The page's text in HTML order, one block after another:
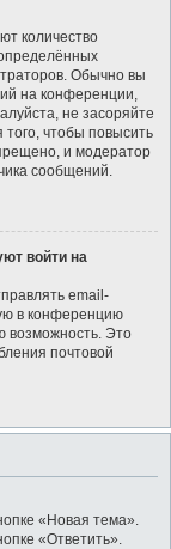
количество
Обычно вы
на конференции,
не засоряйте
чтобы повысить
и модератор
сообщений.
войти на
email-
в конференцию
возможность. Это
почтовой
«Новая тема».
«Ответить».